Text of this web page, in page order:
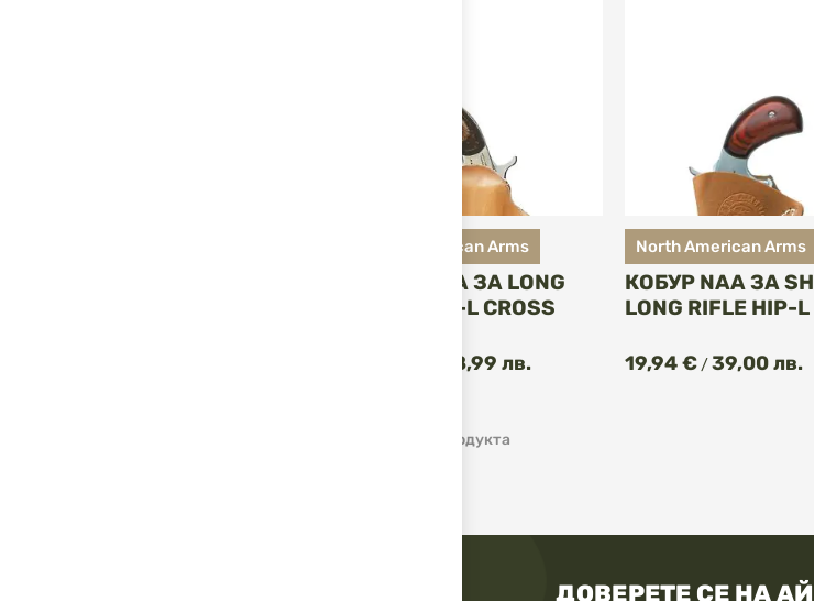
North American Arms
КОБУР NAA ЗА LONG
RIFLE HCD-L CROSS
48,99 лв.
North American Arms
КОБУР NAA ЗА
LONG RIFLE HIP-L
19,94 € /39,00 лв.
Продукта
ДОВЕРЕТЕ СЕ НА